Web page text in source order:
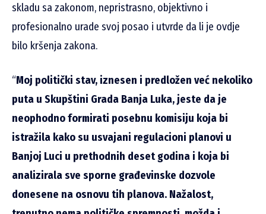
skladu sa zakonom, nepristrasno, objektivno i
profesionalno urade svoj posao i utvrde da li je ovdje
bilo kršenja zakona.
“Moj politički stav, iznesen i predložen već nekoliko
puta u Skupštini Grada Banja Luka, jeste da je
neophodno formirati posebnu komisiju koja bi
istražila kako su usvajani regulacioni planovi u
Banjoj Luci u prethodnih deset godina i koja bi
analizirala sve sporne građevinske dozvole
donesene na osnovu tih planova. Nažalost,